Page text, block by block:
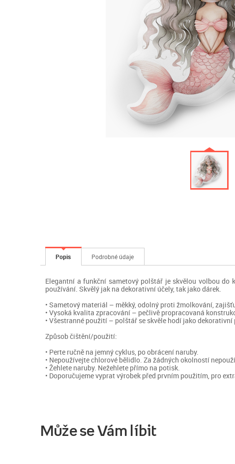
Popis Podrobné údaje
Elegantní a funkční sametový polštář je skvělou volbou
používání. Skvělý jak na dekorativní účely, tak jako dárek.
• Sametový materiál – měkký, odolný proti žmolkování,
• Vysoká kvalita zpracování – pečlivě propracovaná
• Všestranné použití – polštář se skvěle hodí jako
Způsob čištění/použití:
• Perte ručně na jemný cyklus, po obrácení naruby.
• Nepoužívejte chlorové bělidlo. Za žádných okolností
• Žehlete naruby. Nežehlete přímo na potisk.
• Doporučujeme vyprat výrobek před prvním použitím, pro
Může se Vám líbit